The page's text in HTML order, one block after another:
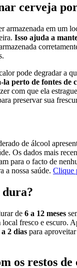
cerveja
armazenada em um
Isso ajuda a
pode degradar a
la perto de fontes de
com que ela
preservar sua
de álcool
Os dados mais
para o facto de
a nossa saúde. Clique
dura?
de 6 a 12 meses
fresco e escuro.
a 2 dias para
os restos de